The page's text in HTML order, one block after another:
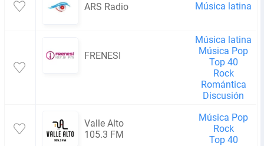
ARS Radio Música latina
FRENESI
Música latina
Música Pop
Top 40
Rock
Romántica
Discusión
Valle Alto
105.3 FM
Música Pop
Rock
Top 40